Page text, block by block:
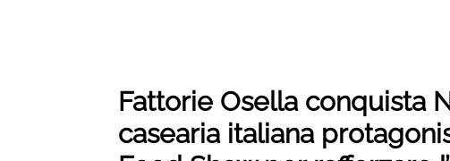
Fattorie Osella conquista
casearia italiana